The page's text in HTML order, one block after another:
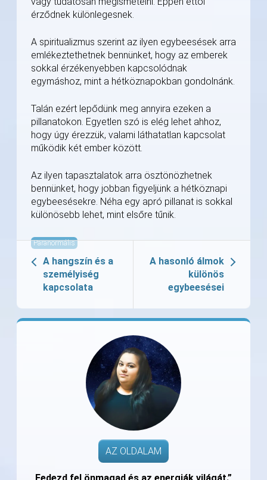
érződnek különlegesnek.
A spiritualizmus szerint az ilyen egybeesések arra
emlékeztethetnek bennünket, hogy az emberek
sokkal érzékenyebben kapcsolódnak
egymáshoz, mint a hétköznapokban gondolnánk.
Talán ezért lepődünk meg annyira ezeken a
pillanatokon. Egyetlen szó is elég lehet ahhoz,
hogy úgy érezzük, valami láthatatlan kapcsolat
működik két ember között.
Az ilyen tapasztalatok arra ösztönözhetnek
bennünket, hogy jobban figyeljünk a hétköznapi
egybeesésekre. Néha egy apró pillanat is sokkal
különösebb lehet, mint elsőre tűnik.
Paranormális
A hangszín és a
személyiség
kapcsolata
A hasonló álmok
különös
egybeesései
AZ OLDALAM